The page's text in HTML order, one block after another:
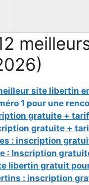
site libertin
1 pour une
gratuite +
gratuite +
: inscription
: Inscription
libertin gratuit
: inscription